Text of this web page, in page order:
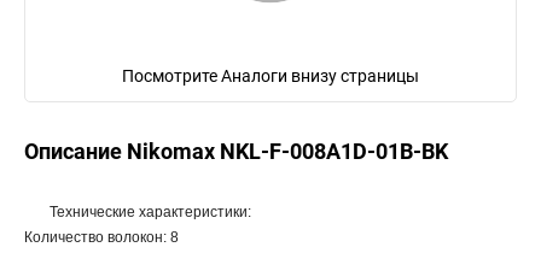
Посмотрите Аналоги внизу страницы
Описание Nikomax NKL-F-008A1D-01B-BK
Технические характеристики:
Количество волокон: 8